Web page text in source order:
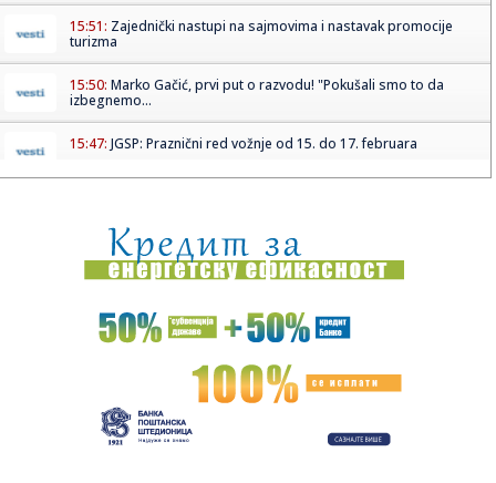
15:51: Zajednički nastupi na sajmovima i nastavak promocije
turizma
15:50: Marko Gačić, prvi put o razvodu! "Pokušali smo to da
izbegnemo...
15:47: JGSP: Praznični red vožnje od 15. do 17. februara
15:46:Zovu je najmoćnijom ženom Istoka, upoređuju sa
Anđelinom Džo...
15:43:Izmene u radu službi i ustanova u Subotici povodom
državnog pra...
Subotica: Zoo Palić dobija nove sadržaje kroz
15:35:EVROPA SE POKLONILA: UEFA se oglasila za Dan državnosti